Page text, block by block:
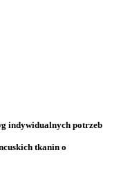
indywidualnych potrzeb
tkanin o